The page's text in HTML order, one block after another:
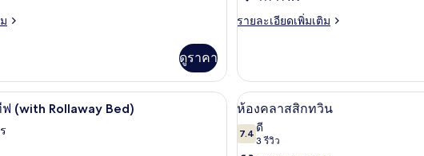
ดูราคา
Classic
รายละเอียดเพิ่มเติม
ราย
เกี่ยว
กับ
Classic
Twin
Room
นห้องพัก เครื่องนอนระดับพรีเมียม, ผ้านวมขนเป็ด, มินิบาร์, ตู้นิรภัยในห้องพัก
(with Rollaway Bed)
เปิด
ภาพถ่าย
ทั้งหมด
ห้อง
3
ห้องคลาสสิกทวิน
7.47.4 จาก 10
ดี
3 รีวิว
(3